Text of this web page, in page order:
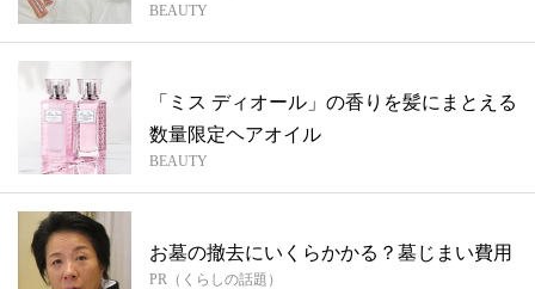
BEAUTY
「ミス ディオール」の香りを髪にまとえる
数量限定ヘアオイル
BEAUTY
お墓の撤去にいくらかかる？墓じまい費用
PR（くらしの話題）